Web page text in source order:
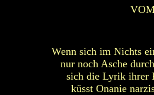
Wenn sich im Nichts
nur noch Asche
sich die Lyrik ihrer
küsst Onanie